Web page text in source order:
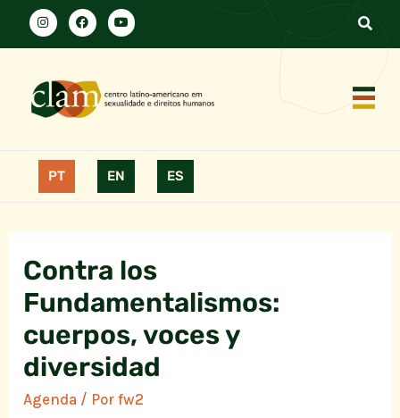
PT EN ES
Contra los
Fundamentalismos:
cuerpos, voces y
diversidad
Agenda / Porfw2